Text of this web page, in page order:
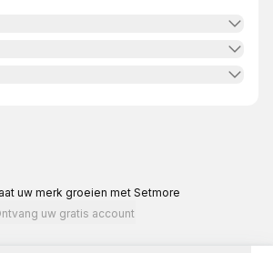
uw merk groeien met Setmore
uw gratis account